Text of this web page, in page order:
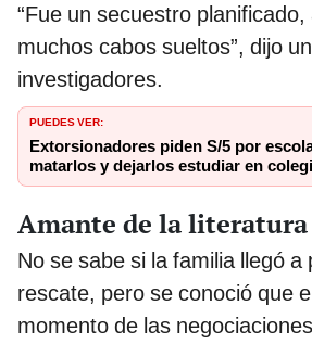
“Fue un secuestro
muchos cabos sueltos”, dijo
investigadores.
PUEDES VER:
Extorsionadores piden S/5 por
matarlos y dejarlos estudiar en
Amante de la literatura
No se sabe si la familia llegó a
rescate, pero se conoció que
momento de las